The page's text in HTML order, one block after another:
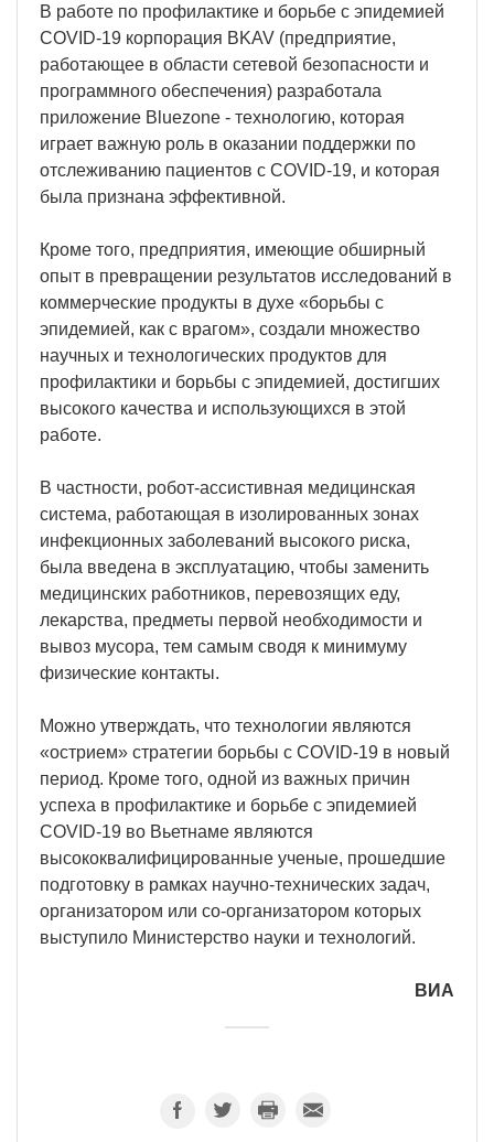
В работе по профилактике и борьбе с эпидемией
COVID-19 корпорация BKAV (предприятие,
работающее в области сетевой безопасности и
программного обеспечения) разработала
приложение Bluezone - технологию, которая
играет важную роль в оказании поддержки по
отслеживанию пациентов с COVID-19, и которая
была признана эффективной.
Кроме того, предприятия, имеющие обширный
опыт в превращении результатов исследований в
коммерческие продукты в духе «борьбы с
эпидемией, как с врагом», создали множество
научных и технологических продуктов для
профилактики и борьбы с эпидемией, достигших
высокого качества и использующихся в этой
работе.
В частности, робот-ассистивная медицинская
система, работающая в изолированных зонах
инфекционных заболеваний высокого риска,
была введена в эксплуатацию, чтобы заменить
медицинских работников, перевозящих еду,
лекарства, предметы первой необходимости и
вывоз мусора, тем самым сводя к минимуму
физические контакты.
Можно утверждать, что технологии являются
«острием» стратегии борьбы с COVID-19 в новый
период. Кроме того, одной из важных причин
успеха в профилактике и борьбе с эпидемией
COVID-19 во Вьетнаме являются
высококвалифицированные ученые, прошедшие
подготовку в рамках научно-технических задач,
организатором или со-организатором которых
выступило Министерство науки и технологий.
ВИА